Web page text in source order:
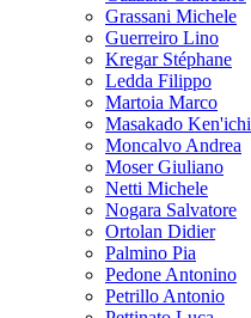
Grassani Michele
Guerreiro Lino
Kregar Stéphane
Ledda Filippo
Martoia Marco
Masakado Ken'ichi
Moncalvo Andrea
Moser Giuliano
Netti Michele
Nogara Salvatore
Ortolan Didier
Palmino Pia
Pedone Antonino
Petrillo Antonio